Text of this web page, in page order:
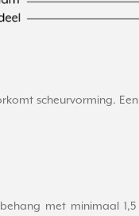
scheurvorming.
met minimaal